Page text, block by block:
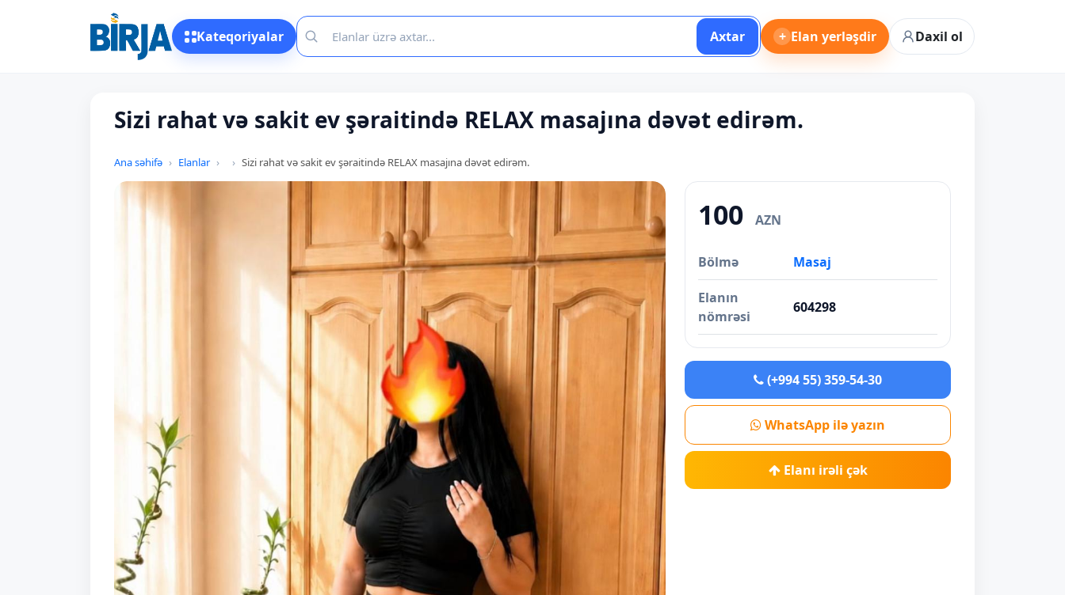
Kateqoriyalar Axtar + Elan yerləşdir Daxil ol
Sizi rahat və sakit ev şəraitində RELAX masajına dəvət edirəm.
Ana səhifə Elanlar Sizi rahat və sakit ev şəraitində RELAX masajına dəvət edirəm.
100 AZN
Bölmə Masaj
Elanın
nömrəsi
604298
(+994 55) 359-54-30
WhatsApp ilə yazın
Elanı irəli çək